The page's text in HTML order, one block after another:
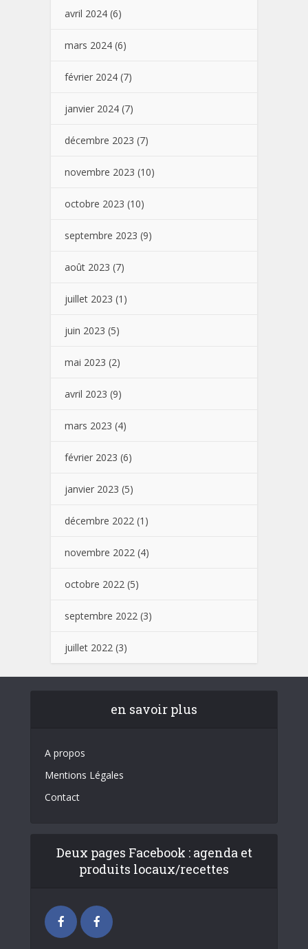
avril 2024 (6)
mars 2024 (6)
février 2024 (7)
janvier 2024 (7)
décembre 2023 (7)
novembre 2023 (10)
octobre 2023 (10)
septembre 2023 (9)
août 2023 (7)
juillet 2023 (1)
juin 2023 (5)
mai 2023 (2)
avril 2023 (9)
mars 2023 (4)
février 2023 (6)
janvier 2023 (5)
décembre 2022 (1)
novembre 2022 (4)
octobre 2022 (5)
septembre 2022 (3)
juillet 2022 (3)
en savoir plus
A propos
Mentions Légales
Contact
Deux pages Facebook : agenda et
produits locaux/recettes